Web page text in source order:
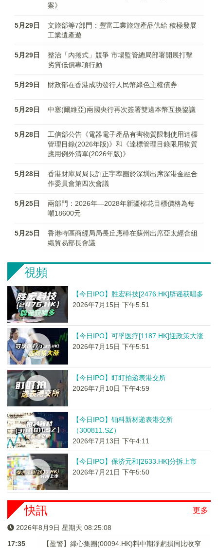
案》
5月29日
文旅部等7部門：豐富工業旅遊產品供給 積極發展
工業遺產遊
5月29日
整治「內捲式」競爭 市場監管總局部署開展打擊
劣質低價專項行動
5月29日 財政部在香港成功發行人民幣綠色主權債券
5月29日 中塞(爾維亞)兩國央行再次簽署雙邊本幣互換協議
5月28日
工信部公告《電器電子產品有害物質限制使用達標
管理目錄(2026年版)》和《達標管理目錄限用物質
應用例外清單(2026年版)》
5月28日
香港財庫局局長許正宇率團於深圳出席深港金融合
作委員會第四次會議
5月25日
兩部門：2026年—2028年新疆棉花目標價格為每
噸18600元
5月25日
香港特區商經局局長丘應樺在蘇州出席亞太經合組
織貿易部長會議
視頻
【今日IPO】胜宏科技[2476.HK]辟谣获唱多
2026年7月15日 下午5:51
【今日IPO】可孚医疗[1187.HK]迎政策大涨
2026年7月15日 下午5:51
【今日IPO】盯盯拍递表港交所
2026年7月10日 下午4:59
【今日IPO】铂科新材递表港交所
（300811.SZ）
2026年7月13日 下午4:11
【今日IPO】保济元和[2633.HK]分拆上市
2026年7月21日 下午5:50
更多
快訊
2026年8月9日 星期天 08:25:08
17:35
【盈警】綠心集團(00094.HK)料中期淨虧損同比收窄